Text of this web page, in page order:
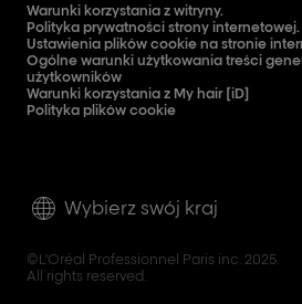
Wybierz swój kraj
©L'Oréal Professionnel Paris inc. 2025.
All rights reserved.
Warunki korzystania z witryny.
Polityka prywatności strony internetowej.
Ustawienia plików cookie na stronie
Ogólne warunki użytkowania treści
użytkowników
Warunki korzystania z My hair [iD]
Polityka plików cookie